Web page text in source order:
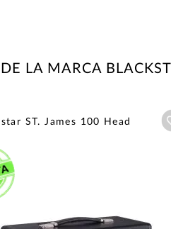
LA MARCA
ST. James 100 Head